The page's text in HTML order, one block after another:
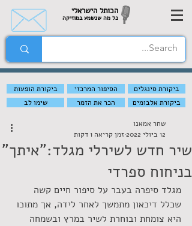
הכותל הישראלי
כל מה שנשמע במוזיקה
ביקורת הופעות הסיפור המרכזי
ביקורת סינגלים
שימו לב
הכר את הזמר ביקורת אלבומים
שיר חדש לשירלי מגלד:"איתך"
בניחוח ספרדי
שחר אמאנו
12 ביולי 2022
זמן קריאה 1 דקות
מגלד סיפרה בעבר על סיפור חיים קשה
שכלל דיכאון מתמשך לאחר לידה, אך מתוכו
היא צומחת ובוחרת לשיר במרץ ובשמחה